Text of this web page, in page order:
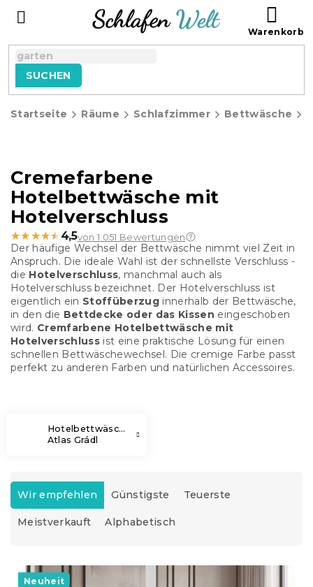
SUCHEN
Startseite Räume Schlafzimmer Bettwäsche
Cremefarbene
Hotelbettwäsche mit
Hotelverschluss
★★★★★
★★★★★ 4,5von 1 051 Bewertungen
Der häufige Wechsel der Bettwäsche nimmt viel Zeit in
Anspruch. Die ideale Wahl ist der schnellste Verschluss -
die Hotelverschluss, manchmal auch als
Hotelverschluss bezeichnet. Der Hotelverschluss ist
eigentlich ein Stoffüberzug innerhalb der Bettwäsche,
in den die Bettdecke oder das Kissen eingeschoben
wird. Cremfarbene Hotelbettwäsche mit
Hotelverschluss ist eine praktische Lösung für einen
schnellen Bettwäschewechsel. Die cremige Farbe passt
perfekt zu anderen Farben und natürlichen Accessoires.
Hotelbettwäsche
Atlas Grádl
P
o
d
Wir empfehlen Günstigste Teuerste
Meistverkauft Alphabetisch
Neuheit